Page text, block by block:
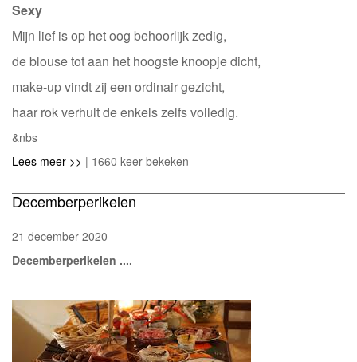
Sexy
Mijn lief is op het oog behoorlijk zedig,
de blouse tot aan het hoogste knoopje dicht,
make-up vindt zij een ordinair gezicht,
haar rok verhult de enkels zelfs volledig.
&nbs
Lees meer >> | 1660 keer bekeken
Decemberperikelen
21 december 2020
Decemberperikelen ....